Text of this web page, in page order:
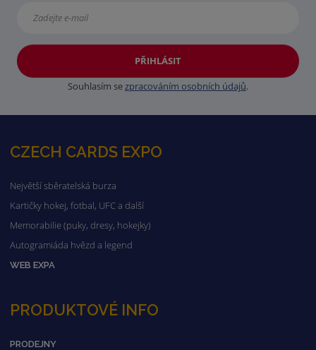
PŘIHLÁSIT
Souhlasím se zpracováním osobních údajů.
CZECH CARDS EXPO
Největší sběratelská burza
Kartičky hokej, fotbal, UFC a další
Memorabilie (puky, dresy, hokejky)
Autogramiáda hvězd a legend
WEB EXPA
PRODUKTOVÉ INFO
PRODEJNY